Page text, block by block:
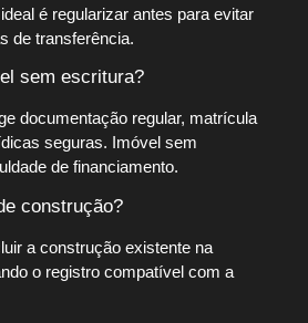
é regularizar antes para evitar
de transferência.
sem escritura?
documentação regular, matrícula
seguras. Imóvel sem
de financiamento.
construção?
a construção existente na
o registro compatível com a